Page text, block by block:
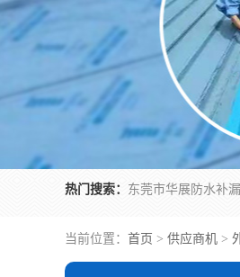
热门搜索：
当前位置： 首页 > 供应商机 >